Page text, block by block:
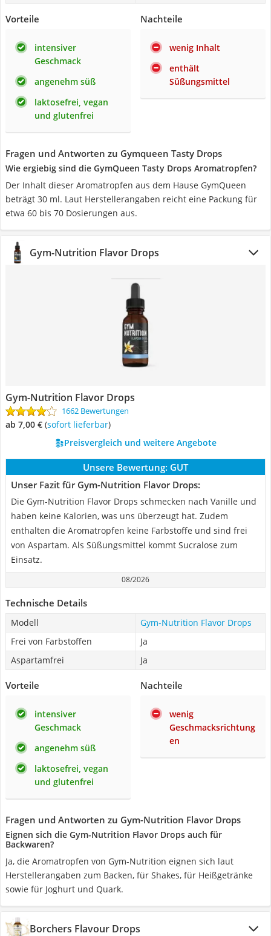
Vorteile
intensiver
Geschmack
angenehm süß
laktosefrei, vegan
und glutenfrei
Nachteile
wenig Inhalt
enthält
Süßungsmittel
Fragen und Antworten zu Gymqueen Tasty Drops
Wie ergiebig sind die GymQueen Tasty Drops Aromatropfen?
Der Inhalt dieser Aromatropfen aus dem Hause GymQueen
beträgt 30 ml. Laut Herstellerangaben reicht eine Packung für
etwa 60 bis 70 Dosierungen aus.
Gym-Nutrition Flavor Drops
Gym-Nutrition Flavor Drops
1662 Bewertungen
ab 7,00 € ( Sofort lieferbar)
Preisvergleich und weitere Angebote
Unsere Bewertung: GUT
Unser Fazit für Gym-Nutrition Flavor Drops:
Die Gym-Nutrition Flavor Drops schmecken nach Vanille und
haben keine Kalorien, was uns überzeugt hat. Zudem
enthalten die Aromatropfen keine Farbstoffe und sind frei
von Aspartam. Als Süßungsmittel kommt Sucralose zum
Einsatz.
08/2026
Technische Details
Modell
Gym-Nutrition Flavor Drops
Frei von Farbstoffen
Ja
Aspartamfrei
Ja
Vorteile
intensiver
Geschmack
angenehm süß
laktosefrei, vegan
und glutenfrei
Nachteile
wenig
Geschmacksrichtung
en
Fragen und Antworten zu Gym-Nutrition Flavor Drops
Eignen sich die Gym-Nutrition Flavor Drops auch für
Backwaren?
Ja, die Aromatropfen von Gym-Nutrition eignen sich laut
Herstellerangaben zum Backen, für Shakes, für Heißgetränke
sowie für Joghurt und Quark.
Borchers Flavour Drops